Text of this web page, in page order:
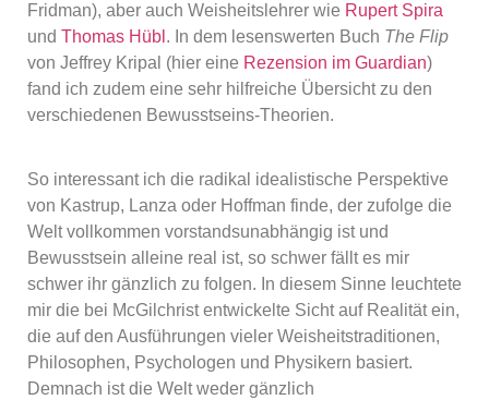
Fridman), aber auch Weisheitslehrer wie Rupert Spira
und Thomas Hübl . In dem lesenswerten Buch The Flip
von Jeffrey Kripal (hier eine Rezension im Guardian)
fand ich zudem eine sehr hilfreiche Übersicht zu den
verschiedenen Bewusstseins-Theorien.
So interessant ich die radikal idealistische Perspektive
von Kastrup, Lanza oder Hoffman finde, der zufolge die
Welt vollkommen vorstandsunabhängig ist und
Bewusstsein alleine real ist, so schwer fällt es mir
schwer ihr gänzlich zu folgen. In diesem Sinne leuchtete
mir die bei McGilchrist entwickelte Sicht auf Realität ein,
die auf den Ausführungen vieler Weisheitstraditionen,
Philosophen, Psychologen und Physikern basiert.
Demnach ist die Welt weder gänzlich